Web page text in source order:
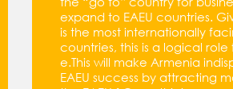
expand to EAEU countries.
is the most internationally
countries, this is a logical role
e.This will make Armenia
EAEU success by attracting